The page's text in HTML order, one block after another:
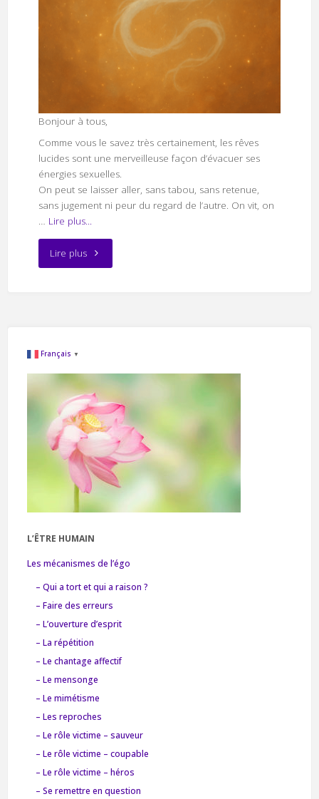
Bonjour à tous,
Comme vous le savez très certainement, les rêves
lucides sont une merveilleuse façon d’évacuer ses
énergies sexuelles.
On peut se laisser aller, sans tabou, sans retenue,
sans jugement ni peur du regard de l’autre. On vit, on
… Lire plus...
Lire plus"Des
par
un
dragon
blanc"
Français ▼
L’ÊTRE HUMAIN
Les mécanismes de l’égo
– Qui a tort et qui a raison ?
– Faire des erreurs
– L’ouverture d’esprit
– La répétition
– Le chantage affectif
– Le mensonge
– Le mimétisme
– Les reproches
– Le rôle victime – sauveur
– Le rôle victime – coupable
– Le rôle victime – héros
– Se remettre en question